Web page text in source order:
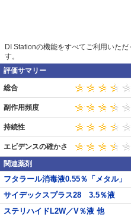
DI Stationの機能をすべてご利用いただ
す。
評価サマリー
総合
副作用頻度
持続性
エビデンスの確かさ
関連薬剤
フタラール消毒液0.55％「メタル」
サイデックスプラス28 3.5％液
ステリハイドL2W／V％液 他